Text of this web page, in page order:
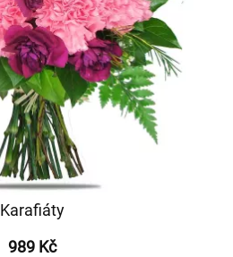
Karafiáty
989 Kč